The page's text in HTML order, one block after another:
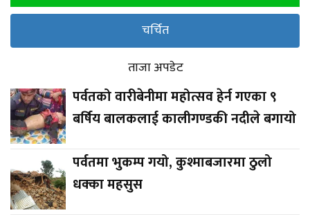
चर्चित
ताजा अपडेट
पर्वतको वारीबेनीमा महोत्सव हेर्न गएका ९
बर्षिय बालकलाई कालीगण्डकी नदीले बगायो
पर्वतमा भुकम्प गयो, कुश्माबजारमा ठुलो
धक्का महसुस